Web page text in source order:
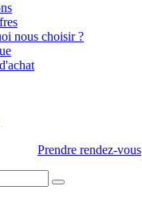
nous choisir ?
Prendre rendez-vous